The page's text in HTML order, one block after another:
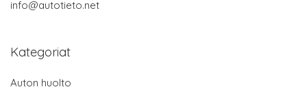
info@autotieto.net
Kategoriat
Auton huolto